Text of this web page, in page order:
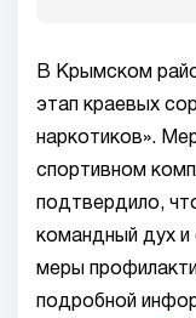
В Крымском
этап краевых
наркотиков».
спортивном
подтвердило,
командный дух
меры
подробной